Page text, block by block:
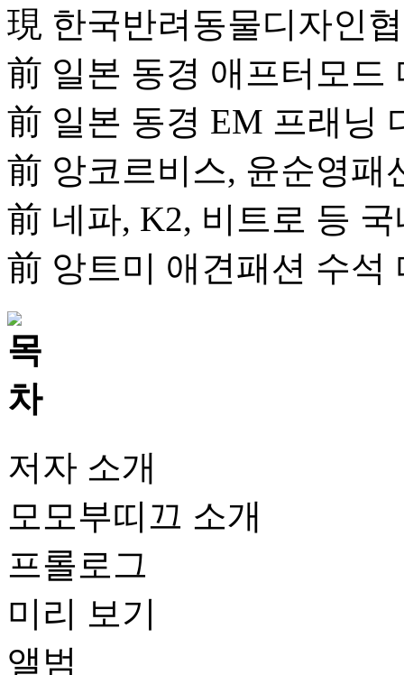
現 한국반려동물디자인
前 일본 동경 애프터모드
前 일본 동경 EM 프래닝
前 앙코르비스, 윤순영패
前 네파, K2, 비트로 등
前 앙트미 애견패션 수석
저자 소개
모모부띠끄 소개
프롤로그
미리 보기
앨범